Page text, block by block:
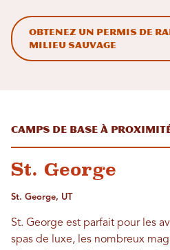
Obtenez un permis de
milieu sauvage
Camps de base à
St. George
St. George, UT
St. George est parfait pour les
spas de luxe, les nombreux